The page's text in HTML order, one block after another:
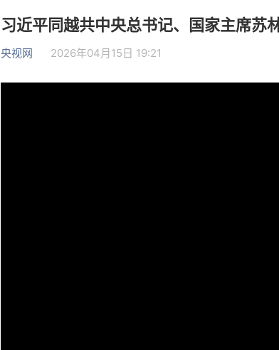
习近平同越共中央总书记、国家主席苏
央视网 2026年04月15日 19:21